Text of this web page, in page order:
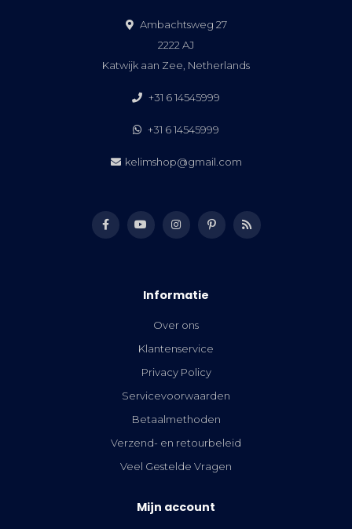
Ambachtsweg 27
2222 AJ
Katwijk aan Zee, Netherlands
+31 6 14545999
+31 6 14545999
kelimshop@gmail.com
Informatie
Over ons
Klantenservice
Privacy Policy
Servicevoorwaarden
Betaalmethoden
Verzend- en retourbeleid
Veel Gestelde Vragen
Mijn account